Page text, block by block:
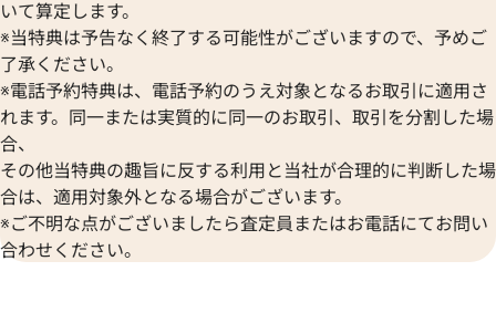
いて算定します。
※当特典は予告なく終了する可能性がございますので、予めご
了承ください。
※電話予約特典は、電話予約のうえ対象となるお取引に適用さ
れます。同一または実質的に同一のお取引、取引を分割した場
合、
その他当特典の趣旨に反する利用と当社が合理的に判断した場
合は、適用対象外となる場合がございます。
※ご不明な点がございましたら査定員またはお電話にてお問い
合わせください。